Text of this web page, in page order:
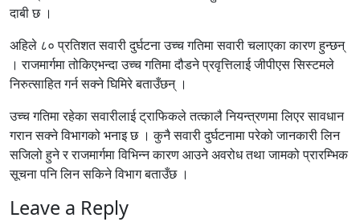
दाबी छ ।
अहिले ८० प्रतिशत सवारी दुर्घटना उच्च गतिमा सवारी चलाएका कारण हुन्छन्
। राजमार्गमा तोकिएभन्दा उच्च गतिमा दौडने प्रवृत्तिलाई जीपीएस सिस्टमले
निरुत्साहित गर्न सक्ने घिमिरे बताउँछन् ।
उच्च गतिमा रहेका सवारीलाई ट्राफिकले तत्कालै नियन्त्रणमा लिएर सावधान
गरान सक्ने विभागको भनाइ छ । कुनै सवारी दुर्घटनामा परेको जानकारी लिन
सजिलो हुने र राजमार्गमा विभिन्न कारण आउने अवरोध तथा जामको प्रारम्भिक
सूचना पनि लिन सकिने विभाग बताउँछ ।
Leave a Reply